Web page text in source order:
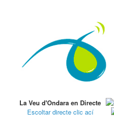
La Veu d'Ondara en Directe
Escoltar directe clic ací